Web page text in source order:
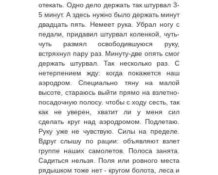
отекать. Одно дело держать так штурвал 3-
5 минут. А здесь нужно было держать минут
двадцать пять. Немеет рука. Убрал ногу с
педали, придавил штурвал коленкой, чуть-
чуть размял освободившуюся руку,
встряхнул пару раз. Минуту-две опять смог
держать штурвал. Так несколько раз. С
нетерпением жду: когда покажется наш
аэродром. Специально тяну на малой
высоте, стараюсь выйти прямо на взлетно-
посадочную полосу. чтобы с ходу сесть, так
как не уверен, хватит ли у меня сил
сделать круг над аэродромом. Подлетаю.
Руку уже не чувствую. Силы на пределе.
Вдруг слышу по рации: объявляют взлет
группе наших самолетов. Полоса занята.
Садиться нельзя. Поля или ровного места
рядышком тоже нет - кругом болота, леса и